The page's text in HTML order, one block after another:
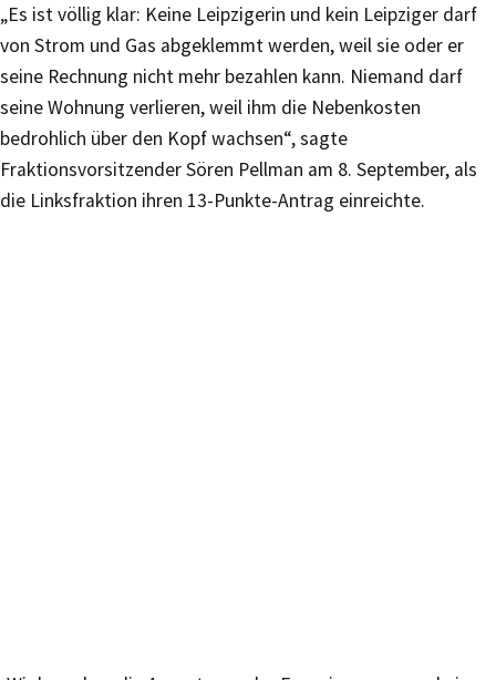
„Es ist völlig klar: Keine Leipzigerin und kein Leipziger darf
von Strom und Gas abgeklemmt werden, weil sie oder er
seine Rechnung nicht mehr bezahlen kann. Niemand darf
seine Wohnung verlieren, weil ihm die Nebenkosten
bedrohlich über den Kopf wachsen“, sagte
Fraktionsvorsitzender Sören Pellman am 8. September, als
die Linksfraktion ihren 13-Punkte-Antrag einreichte.